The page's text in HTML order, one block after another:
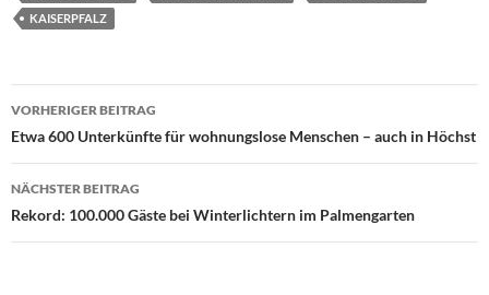
KAISERPFALZ
Beitragsnavigation
VORHERIGER BEITRAG
Etwa 600 Unterkünfte für wohnungslose Menschen – auch in Höchst
NÄCHSTER BEITRAG
Rekord: 100.000 Gäste bei Winterlichtern im Palmengarten